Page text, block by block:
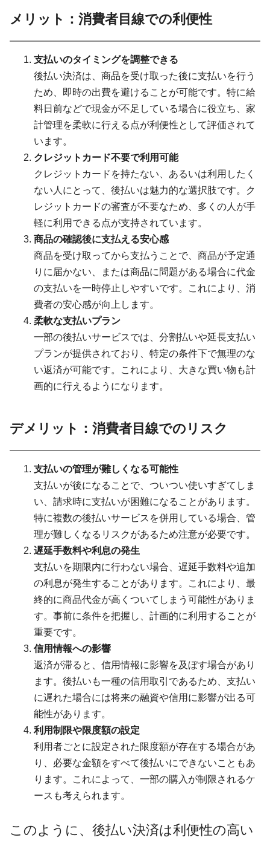
メリット：消費者目線での利便性
支払いのタイミングを調整できる
後払い決済は、商品を受け取った後に支払いを行う
ため、即時の出費を避けることが可能です。特に給
料日前などで現金が不足している場合に役立ち、家
計管理を柔軟に行える点が利便性として評価されて
います。
クレジットカード不要で利用可能
クレジットカードを持たない、あるいは利用したく
ない人にとって、後払いは魅力的な選択肢です。ク
レジットカードの審査が不要なため、多くの人が手
軽に利用できる点が支持されています。
商品の確認後に支払える安心感
商品を受け取ってから支払うことで、商品が予定通
りに届かない、または商品に問題がある場合に代金
の支払いを一時停止しやすいです。これにより、消
費者の安心感が向上します。
柔軟な支払いプラン
一部の後払いサービスでは、分割払いや延長支払い
プランが提供されており、特定の条件下で無理のな
い返済が可能です。これにより、大きな買い物も計
画的に行えるようになります。
デメリット：消費者目線でのリスク
支払いの管理が難しくなる可能性
支払いが後になることで、ついつい使いすぎてしま
い、請求時に支払いが困難になることがあります。
特に複数の後払いサービスを併用している場合、管
理が難しくなるリスクがあるため注意が必要です。
遅延手数料や利息の発生
支払いを期限内に行わない場合、遅延手数料や追加
の利息が発生することがあります。これにより、最
終的に商品代金が高くついてしまう可能性がありま
す。事前に条件を把握し、計画的に利用することが
重要です。
信用情報への影響
返済が滞ると、信用情報に影響を及ぼす場合があり
ます。後払いも一種の信用取引であるため、支払い
に遅れた場合には将来の融資や信用に影響が出る可
能性があります。
利用制限や限度額の設定
利用者ごとに設定された限度額が存在する場合があ
り、必要な金額をすべて後払いにできないこともあ
ります。これによって、一部の購入が制限されるケ
ースも考えられます。
このように、後払い決済は利便性の高い